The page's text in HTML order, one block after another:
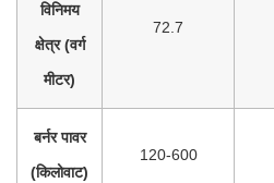
विनिमय
क्षेत्र (वर्ग
मीटर)​
72.7
बर्नर पावर
(किलोवाट)​
120-600